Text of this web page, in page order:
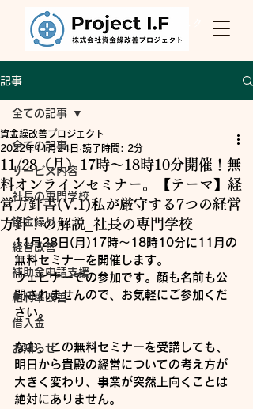
Project I.F
株式会社資金繰改善プロジェク
ト
記事
全ての記事
サービス内容
社長の専門学校
資金繰り
経営改善
補助金申請支援
粗利率改善
借入金
お知らせ
全ての記事
11/28（月）17時～18時10分開催！無
料オンラインセミナー。【テーマ】経
営方針書(V.1)私が厳守する7つの経営
方針！の解説_社長の専門学校
資金繰改善プロジェクト
2022年11月24日 読了時間: 2分
11月28日(月)17時～18時10分に11月の
無料セミナーを開催します。
ウェビナーでの参加です。顔も名前も公
開されませんので、お気軽にご参加くだ
さい。
なお、この無料セミナーを受講しても、
明日から貴殿の経営についての考え方が
大きく変わり、事業が突然上向くことは
絶対にありません。